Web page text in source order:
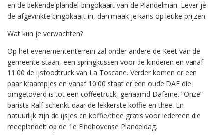
en de bekende plandel-bingokaart van de Plandelman. Lever je
de afgevinkte bingokaart in, dan maak je kans op leuke prijzen.
Wat kun je verwachten?
Op het evenemententerrein zal onder andere de Keet van de
gemeente staan, een springkussen voor de kinderen en vanaf
11:00 de ijsfoodtruck van La Toscane. Verder komen er een
paar kraampjes en vanaf 10:00 staat er een oude DAF die
omgetoverd is tot een coffeetruck, genaamd Dafeïne. “Onze”
barista Ralf schenkt daar de lekkerste koffie en thee. En
natuurlijk zijn de ijsjes en koffie/thee gratis voor iedereen die
meeplandelt op de 1e Eindhovense Plandeldag.